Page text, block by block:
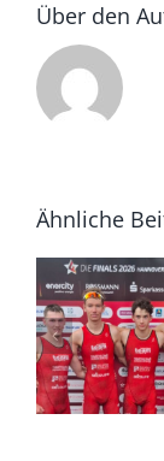
Über den
Ähnliche